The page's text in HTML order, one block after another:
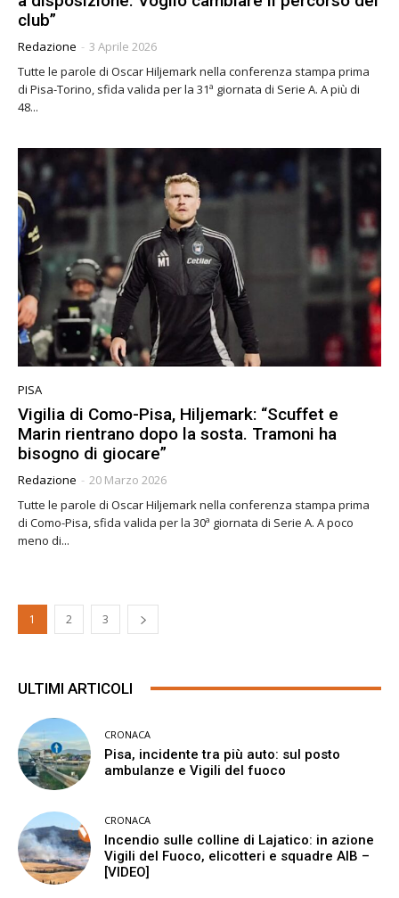
club”
Redazione - 3 Aprile 2026
Tutte le parole di Oscar Hiljemark nella conferenza stampa prima
di Pisa-Torino, sfida valida per la 31ª giornata di Serie A. A più di
48...
PISA
Vigilia di Como-Pisa, Hiljemark: “Scuffet e
Marin rientrano dopo la sosta. Tramoni ha
bisogno di giocare”
Redazione - 20 Marzo 2026
Tutte le parole di Oscar Hiljemark nella conferenza stampa prima
di Como-Pisa, sfida valida per la 30ª giornata di Serie A. A poco
meno di...
1 2 3
ULTIMI ARTICOLI
CRONACA
Pisa, incidente tra più auto: sul posto
ambulanze e Vigili del fuoco
CRONACA
Incendio sulle colline di Lajatico: in azione
Vigili del Fuoco, elicotteri e squadre AIB –
[VIDEO]